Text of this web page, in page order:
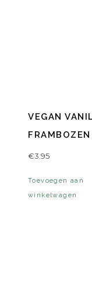
VEGAN
€3.95
Toevoegen aan
winkelwagen